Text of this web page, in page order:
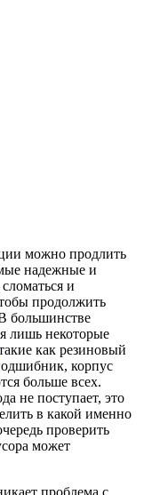
можно продлить
надежные и
и
продолжить
большинстве
лишь некоторые
как резиновый
корпус
больше всех.
не поступает, это
в какой именно
проверить
может
проблема с